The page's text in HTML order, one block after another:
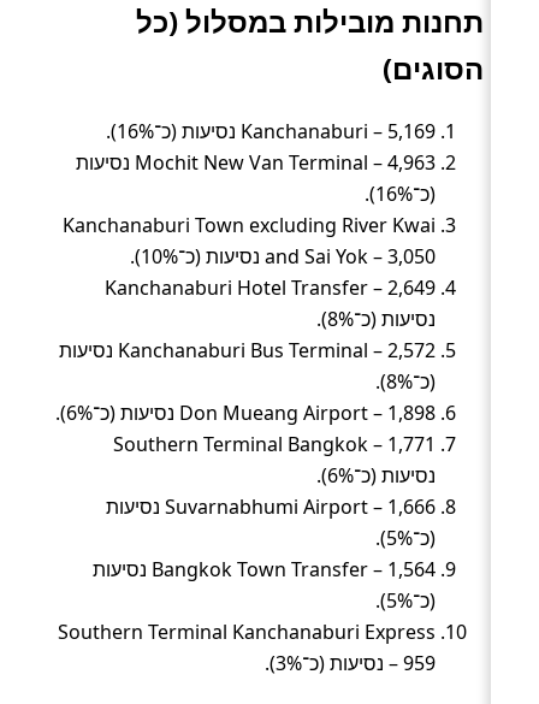
תחנות מובילות במסלול (כל
הסוגים)
Kanchanaburi – 5,169 נסיעות (כ־16%).
Mochit New Van Terminal – 4,963 נסיעות
(כ־16%).
Kanchanaburi Town excluding River Kwai
and Sai Yok – 3,050 נסיעות (כ־10%).
Kanchanaburi Hotel Transfer – 2,649
נסיעות (כ־8%).
Kanchanaburi Bus Terminal – 2,572 נסיעות
(כ־8%).
Don Mueang Airport – 1,898 נסיעות (כ־6%).
Southern Terminal Bangkok – 1,771
נסיעות (כ־6%).
Suvarnabhumi Airport – 1,666 נסיעות
(כ־5%).
Bangkok Town Transfer – 1,564 נסיעות
(כ־5%).
Southern Terminal Kanchanaburi Express
– 959 נסיעות (כ־3%).